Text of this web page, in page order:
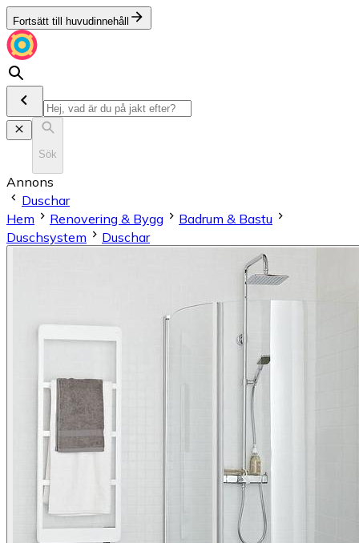
Fortsätt till huvudinnehåll
Sök
Annons
Duschar
Hem
Renovering & Bygg
Badrum & Bastu
Duschsystem
Duschar